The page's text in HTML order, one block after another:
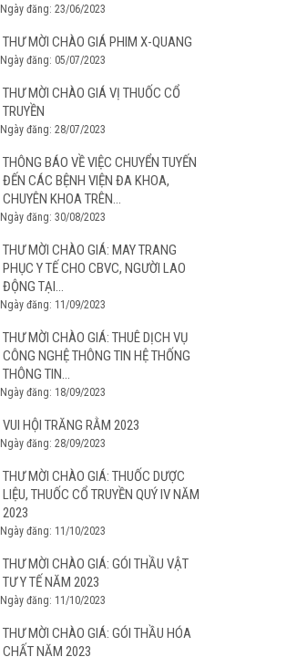
Ngày đăng: 23/06/2023
THƯ MỜI CHÀO GIÁ PHIM X-QUANG
Ngày đăng: 05/07/2023
THƯ MỜI CHÀO GIÁ VỊ THUỐC CỔ
TRUYỀN
Ngày đăng: 28/07/2023
THÔNG BÁO VỀ VIỆC CHUYỂN TUYẾN
ĐẾN CÁC BỆNH VIỆN ĐA KHOA,
CHUYÊN KHOA TRÊN...
Ngày đăng: 30/08/2023
THƯ MỜI CHÀO GIÁ: MAY TRANG
PHỤC Y TẾ CHO CBVC, NGƯỜI LAO
ĐỘNG TẠI...
Ngày đăng: 11/09/2023
THƯ MỜI CHÀO GIÁ: THUÊ DỊCH VỤ
CÔNG NGHỆ THÔNG TIN HỆ THỐNG
THÔNG TIN...
Ngày đăng: 18/09/2023
VUI HỘI TRĂNG RẰM 2023
Ngày đăng: 28/09/2023
THƯ MỜI CHÀO GIÁ: THUỐC DƯỢC
LIỆU, THUỐC CỔ TRUYỀN QUÝ IV NĂM
2023
Ngày đăng: 11/10/2023
THƯ MỜI CHÀO GIÁ: GÓI THẦU VẬT
TƯ Y TẾ NĂM 2023
Ngày đăng: 11/10/2023
THƯ MỜI CHÀO GIÁ: GÓI THẦU HÓA
CHẤT NĂM 2023